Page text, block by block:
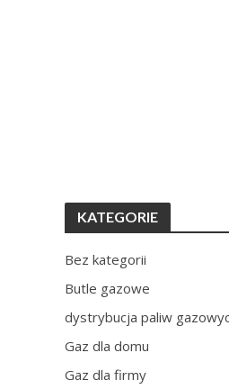
KATEGORIE
Bez kategorii
Butle gazowe
dystrybucja paliw
Gaz dla domu
Gaz dla firmy